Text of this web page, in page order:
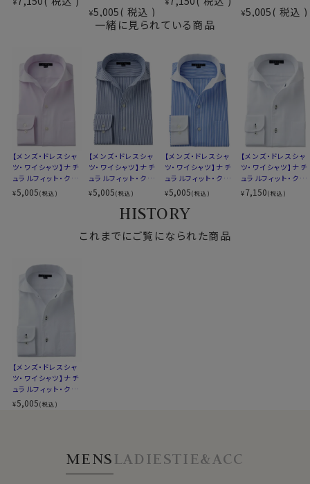
その結果、吸水速乾性に加え、光沢感・ソフト感にも優
れ、着心地のよさと、お手入れのしやすさを併せ持った上
●クールマックス®エコメイド・ファイバー使用
100％再生ペットボトル素材から作られたクールマック
ス®エコメイド・ファイバーを使用。
ドライで快適な着心地を提供するとともに、環境にも配
慮したサスティナブル素材です。
●素材の違いで選ぶクールマックスシャツ
▼見た目や質感はよりナチュラルに、扱いやすさも欲しい
綿×ポリエステル混紡のクールマックス®ファブリック
にくいバランス型素材です。
ポリエステル100％のクールマックス®オールシーズン・
ファブリック
シワになりにくい高い形態安定性と温調の高機能が特長
です。
ポリエステル100％・クールマックスはこちら→
＊クールマックス®（COOLMAX®）はThe LYCRA
●ワイドタイプのイタリアンカラーシャツ
素材
COOLMAX®ファブリック）
形態安定
衿型
イタリアンカラー（ワンピースカラー）
ワイドカラー
第一ボタンあり
前立て
裏前立て
バックダーツ入り
ポケット
ポケットあり
柄
織柄無地
カフス
ラウンドカット
アジャスタブル
コンバーチブルカフス
S-37～LL-43・3L-45・4L-47cm
全１２サイズ
スタイル
中国
▼スポット商品につき再入荷はございませんのでご了承
ください
▼ナチュラルフィットとは？
後ろ身頃にダーツを入れて、ウエスト部分をやや絞ったス
タイルです。
になっています。
※43cm（LL）・45cm（3L）・47cm(4L)サイズにおいて
¥5,005 税込 ¥5,005 税込
一緒に見られている商品
【メンズ・ドレスシャ
ツ・ワイシャツ】ナチ
ュラルフィット・クー
ルマックス・ドライ・
形態安定・イタリア
¥5,005(税込)
【メンズ・ドレスシャ
ツ・ワイシャツ】ナチ
ュラルフィット・クー
ルマックス・ドライ・
形態安定・オックス
フォード・イタリアン
カラー・ワイドカラ
ー・第一ボタンあり・
SALE
¥5,005(税込)
【メンズ・ドレスシャ
ツ・ワイシャツ】ナチ
ュラルフィット・クー
ルマックス・ドライ・
形態安定・ブロー
ド・イタリアンカラ
ー・ワイドカラー・ク
レリック・第一ボタ
ンあり・SALE
¥5,005(税込)
【メンズ・ドレスシャ
ツ・ワイシャツ】ナチ
ュラルフィット・クー
ルマックス・ドライ・
形態安定・オックス
¥7,150(税込)
HISTORY
これまでにご覧になられた商品
【メンズ・ドレスシャ
ツ・ワイシャツ】ナチ
ュラルフィット・クー
ルマックス・ドライ・
形態安定・イタリア
¥5,005(税込)
MENSLADIESTIE&ACC